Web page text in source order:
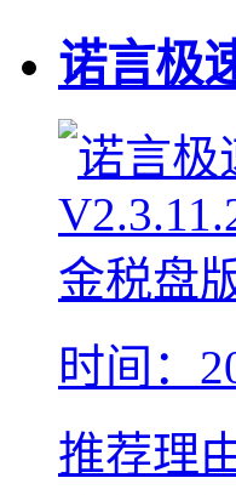
诺言极
时间：
推荐理